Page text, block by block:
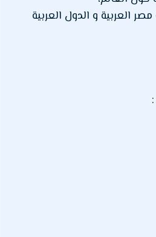
العربية و الدول العربية